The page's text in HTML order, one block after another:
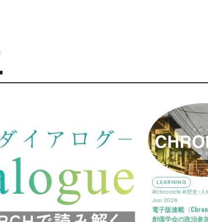
LEARNING
#chronicle #歴史･人
Jun 2026
電子版連載〈
創価学会の政治参